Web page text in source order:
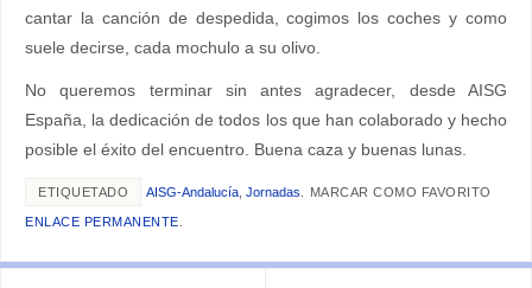
cantar la canción de despedida, cogimos los coches y como
suele decirse, cada mochulo a su olivo.
No queremos terminar sin antes agradecer, desde AISG
España, la dedicación de todos los que han colaborado y hecho
posible el éxito del encuentro. Buena caza y buenas lunas.
ETIQUETADO AISG-Andalucía ,Jornadas MARCAR COMO FAVORITO
ENLACE PERMANENTE